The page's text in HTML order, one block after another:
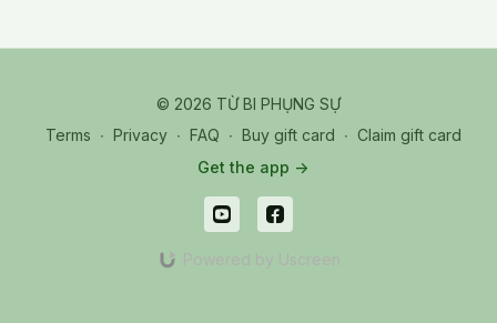
© 2026 TỪ BI PHỤNG SỰ
Terms ∙ Privacy ∙ FAQ ∙ Buy gift card ∙ Claim gift card
Get the app ->
Powered by Uscreen